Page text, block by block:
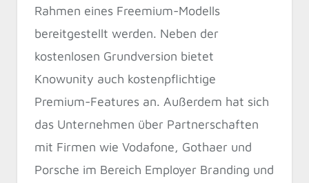
Rahmen eines Freemium-Modells
bereitgestellt werden. Neben der
kostenlosen Grundversion bietet
Knowunity auch kostenpflichtige
Premium-Features an. Außerdem hat sich
das Unternehmen über Partnerschaften
mit Firmen wie Vodafone, Gothaer und
Porsche im Bereich Employer Branding und